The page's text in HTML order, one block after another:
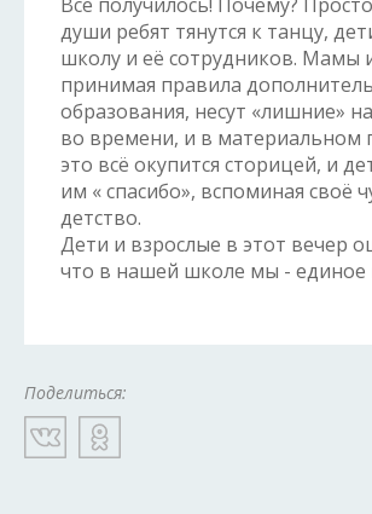
души ребят тянутся к танцу,
школу и её сотрудников. Мамы
принимая правила
образования, несут «лишние»
во времени, и в материальном
это всё окупится сторицей, и
им « спасибо», вспоминая своё
детство.
Дети и взрослые в этот вечер
что в нашей школе мы - единое
Поделиться: